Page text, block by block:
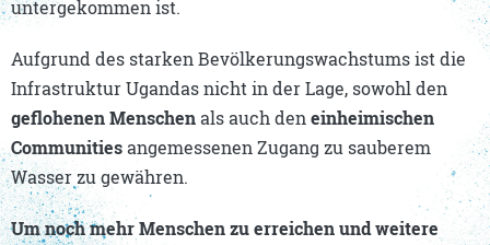
untergekommen ist.
Aufgrund des starken Bevölkerungswachstums ist die
Infrastruktur Ugandas nicht in der Lage, sowohl den
geflohenen Menschenals auch deneinheimischen
Communitiesangemessenen Zugang zu sauberem
Wasser zu gewähren.
Um noch mehr Menschen zu erreichen und weitere